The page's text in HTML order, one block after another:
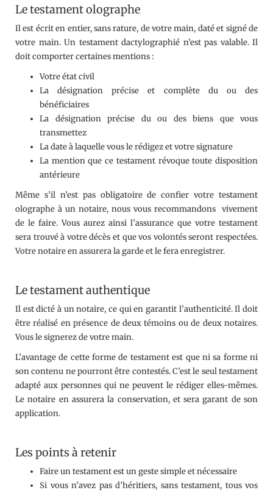
Le testament olographe
Il est écrit en entier, sans rature, de votre main, daté et signé de
votre main. Un testament dactylographié n’est pas valable. Il
doit comporter certaines mentions :
Votre état civil
La désignation précise et complète du ou des
bénéficiaires
La désignation précise du ou des biens que vous
transmettez
La date à laquelle vous le rédigez et votre signature
La mention que ce testament révoque toute disposition
antérieure
Même s’il n’est pas obligatoire de confier votre testament
olographe à un notaire, nous vous recommandons vivement
de le faire. Vous aurez ainsi l’assurance que votre testament
sera trouvé à votre décès et que vos volontés seront respectées.
Votre notaire en assurera la garde et le fera enregistrer.
Le testament authentique
Il est dicté à un notaire, ce qui en garantit l’authenticité. Il doit
être réalisé en présence de deux témoins ou de deux notaires.
Vous le signerez de votre main.
L’avantage de cette forme de testament est que ni sa forme ni
son contenu ne pourront être contestés. C’est le seul testament
adapté aux personnes qui ne peuvent le rédiger elles-mêmes.
Le notaire en assurera la conservation, et sera garant de son
application.
Les points à retenir
Faire un testament est un geste simple et nécessaire
Si vous n’avez pas d’héritiers, sans testament, tous vos